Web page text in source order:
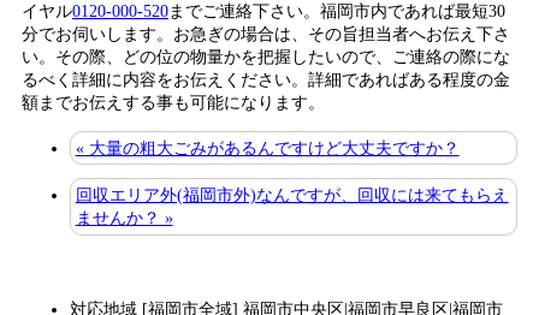
イヤル0120-000-520までご連絡下さい。福岡市内であれば最短30
分でお伺いします。お急ぎの場合は、その旨担当者へお伝え下さ
い。その際、どの位の物量かを把握したいので、ご連絡の際にな
るべく詳細に内容をお伝えください。詳細であればある程度の金
額までお伝えする事も可能になります。
« 大量の粗大ごみがあるんですけど大丈夫ですか？
回収エリア外(福岡市外)なんですが、回収には来てもらえ
ませんか？ »
対応地域 [福岡市全域] 福岡市中央区|福岡市早良区|福岡市